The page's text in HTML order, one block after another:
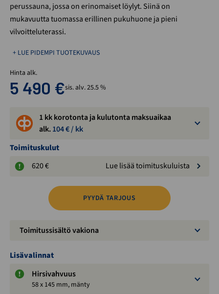
perussauna, jossa on erinomaiset löylyt. Siinä on
mukavuutta tuomassa erillinen pukuhuone ja pieni
vilvoitteluterassi.
+ LUE PIDEMPI TUOTEKUVAUS
Hinta alk.
5 490 €sis. alv. 25.5 %
1 kk korotonta ja kulutonta maksuaikaa
alk.104€ / kk
Toimituskulut
620 €
Lue lisää toimituskuluista
PYYDÄ TARJOUS
Toimitussisältö vakiona
Lisävalinnat
Hirsivahvuus
58 x 145 mm, mänty